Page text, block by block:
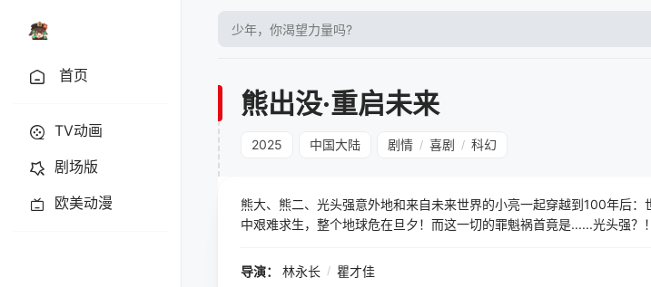
首页
TV动画
剧场版
欧美动漫
熊出没·重启未来
2025 中国大陆 剧情 / 喜剧 / 科幻
熊大、熊二、光头强意外地和来自未来世界的小亮一起穿越到100年后
中艰难求生，整个地球危在旦夕！而这一切的罪魁祸首竟是......光头强
导演：
林永长 / 瞿才佳